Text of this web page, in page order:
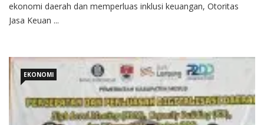
ekonomi daerah dan memperluas inklusi keuangan, Otoritas
Jasa Keuan ...
EKONOMI